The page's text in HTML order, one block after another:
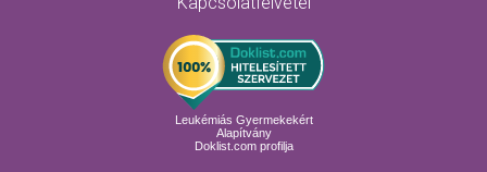
Leukémiás Gyermekekért
Alapítvány
Doklist.com profilja